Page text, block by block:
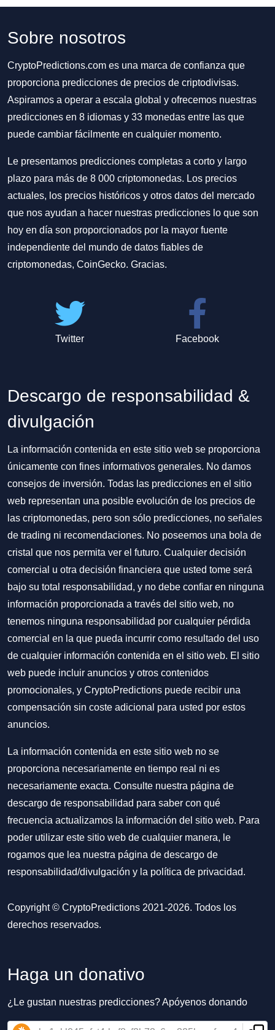
Sobre nosotros
CryptoPredictions.com es una marca de confianza que
proporciona predicciones de precios de criptodivisas.
Aspiramos a operar a escala global y ofrecemos nuestras
predicciones en 8 idiomas y 33 monedas entre las que
puede cambiar fácilmente en cualquier momento.
Le presentamos predicciones completas a corto y largo
plazo para más de 8 000 criptomonedas. Los precios
actuales, los precios históricos y otros datos del mercado
que nos ayudan a hacer nuestras predicciones lo que son
hoy en día son proporcionados por la mayor fuente
independiente del mundo de datos fiables de
criptomonedas, CoinGecko. Gracias.
Twitter Facebook
Descargo de responsabilidad &
divulgación
La información contenida en este sitio web se proporciona
únicamente con fines informativos generales. No damos
consejos de inversión. Todas las predicciones en el sitio
web representan una posible evolución de los precios de
las criptomonedas, pero son sólo predicciones, no señales
de trading ni recomendaciones. No poseemos una bola de
cristal que nos permita ver el futuro. Cualquier decisión
comercial u otra decisión financiera que usted tome será
bajo su total responsabilidad, y no debe confiar en ninguna
información proporcionada a través del sitio web, no
tenemos ninguna responsabilidad por cualquier pérdida
comercial en la que pueda incurrir como resultado del uso
de cualquier información contenida en el sitio web. El sitio
web puede incluir anuncios y otros contenidos
promocionales, y CryptoPredictions puede recibir una
compensación sin coste adicional para usted por estos
anuncios.
La información contenida en este sitio web no se
proporciona necesariamente en tiempo real ni es
necesariamente exacta. Consulte nuestra página de
descargo de responsabilidad para saber con qué
frecuencia actualizamos la información del sitio web. Para
poder utilizar este sitio web de cualquier manera, le
rogamos que lea nuestra página de descargo de
responsabilidad/divulgación y la política de privacidad.
Copyright © CryptoPredictions 2021-2026. Todos los
derechos reservados.
Haga un donativo
¿Le gustan nuestras predicciones? Apóyenos donando